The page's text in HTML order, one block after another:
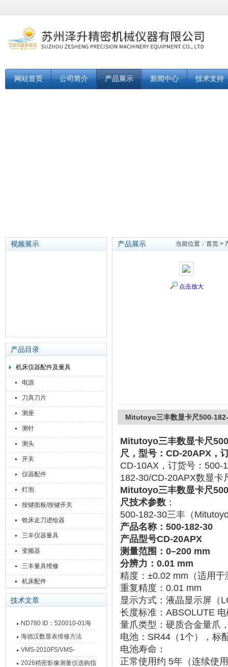
网站首页 公司简介 产品展示 新闻中心 技术支持
视频展示
产品目录
机床仪器配件及量具
电源
刀具刀片
测座
测针
测头
开关
仪器配件
灯泡
按键面板/按键开关
铣床走刀进给器
三丰仪器量具
变频器
三丰量具维修
机床配件
技术文章
ND780 ID：520010-01海
德汉数显表故障维修内容
海德汉数显表维修方法
VMS-2010FS/VMS-
3020FS/VMS-4030FS手动
2026精密影像测量仪选购指
产品展示 当前位置： 首页 >
点击放大
Mitutoyo三丰数显卡尺500-
Mitutoyo三丰数显卡尺
尺，型号：CD-20APX，
CD-10AX，订货号：500-
182-30/CD-20APX数显卡
Mitutoyo三丰数显卡尺
尺技术参数 ：
500-182-30三丰（
产品名称 ‌：500-182-30
产品型号CD-20APX
测量范围 ‌：0–200 mm
分辨力 ‌：‌ 0.01 mm
精度 ‌：‌ ±0.02 mm （适用
重复精度 ‌：‌ 0.01 mm
显示方式 ‌：‌ 液晶显示屏（
长度标准 ‌：‌ ABSOLUTE
量爪类型 ‌：‌ 硬质合金量爪
电池 ‌：‌ SR44（1个）
，标
电池寿命 ‌：
正常使用约 ‌ 5年 （连续使